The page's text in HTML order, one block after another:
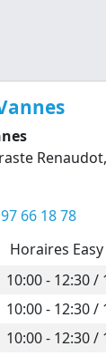
66 18 78
Horaires Easy
10:00 - 12:30 /
10:00 - 12:30 /
10:00 - 12:30 /